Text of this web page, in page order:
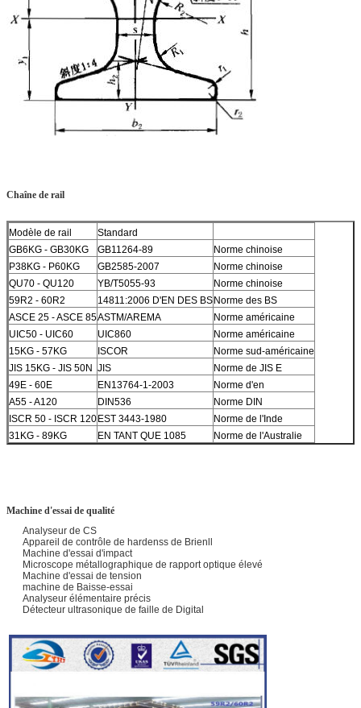
Chaîne de rail
Modèle de rail
Standard
GB6KG - GB30KG
GB11264-89
Norme chinoise
P38KG - P60KG
GB2585-2007
Norme chinoise
QU70 - QU120
YB/T5055-93
Norme chinoise
59R2 - 60R2
14811:2006 D'EN DES BSNorme des BS
ASCE 25 - ASCE 85ASTM/AREMA
Norme américaine
UIC50 - UIC60
UIC860
Norme américaine
15KG - 57KG
ISCOR
Norme sud-américaine
JIS 15KG - JIS 50N JIS
Norme de JIS E
49E - 60E
EN13764-1-2003
Norme d'en
A55 - A120
DIN536
Norme DIN
ISCR 50 - ISCR 120EST 3443-1980
Norme de l'Inde
31KG - 89KG
EN TANT QUE 1085 Norme de l'Australie
Machine d'essai de qualité
Analyseur de CS
Appareil de contrôle de hardenss de Brienll
Machine d'essai d'impact
Microscope métallographique de rapport optique élevé
Machine d'essai de tension
machine de Baisse-essai
Analyseur élémentaire précis
Détecteur ultrasonique de faille de Digital